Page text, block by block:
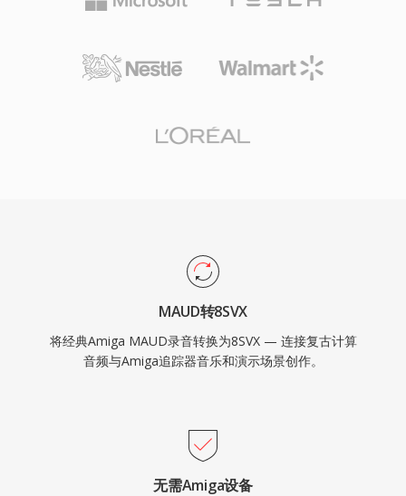
MAUD转8SVX
将经典Amiga MAUD录音转换为8SVX — 连接复古计算
音频与Amiga追踪器音乐和演示场景创作。
无需Amiga设备